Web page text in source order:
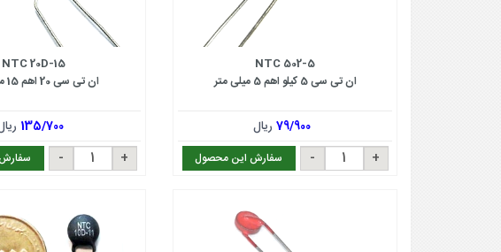
NTC 502-5
ان تی سی 5 کیلو اهم 5 میلی متر
79/900 ریال
سفارش این محصول
NTC 20D-15
ان تی سی 20 اهم 15 میلی متر
135/700